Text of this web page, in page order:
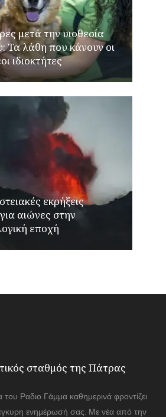
μετά την υιοθεσία
Τα λάθη που κάνουν οι
ιδιοκτήτες
εκρήξεις
αιώνες στην
εποχή
σταθμός της Πάτρας
Ραδιο Γάμμα καθημερινά φροντίζει
έγκυρη ενημέρωσή σας. Με νέα από την